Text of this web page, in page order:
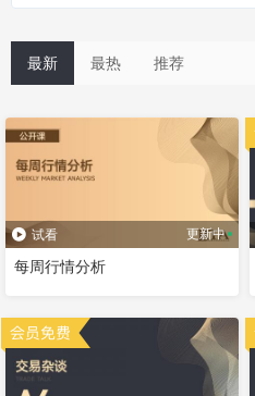
最新 最热 推荐
试看 更新中
每周行情分析